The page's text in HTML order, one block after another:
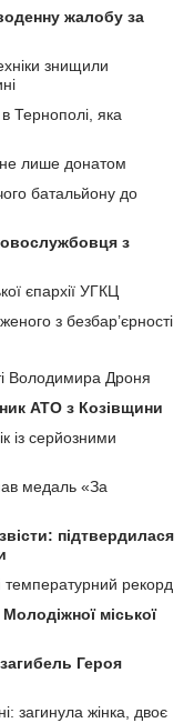
жалобу за
знищили
Тернополі, яка
не лише донатом
батальйону до
з
єпархії УГКЦ
з безбар’єрності
Володимира Дроня
АТО з Козівщини
із серйозними
медаль «За
підтвердилася
температурний рекорд
міської
Героя
загинула жінка, двоє